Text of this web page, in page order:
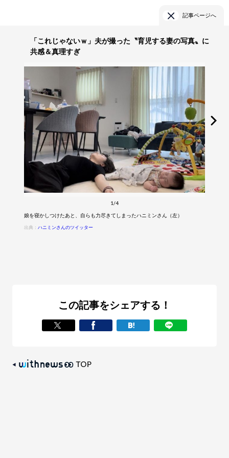
記事ページへ
「これじゃないｗ」夫が撮った〝育児する妻の写真〟に
共感＆真理すぎ
1/4
娘を寝かしつけたあと、自らも力尽きてしまったハニミンさん（左）
出典：ハニミンさんのツイッター
この記事をシェアする！